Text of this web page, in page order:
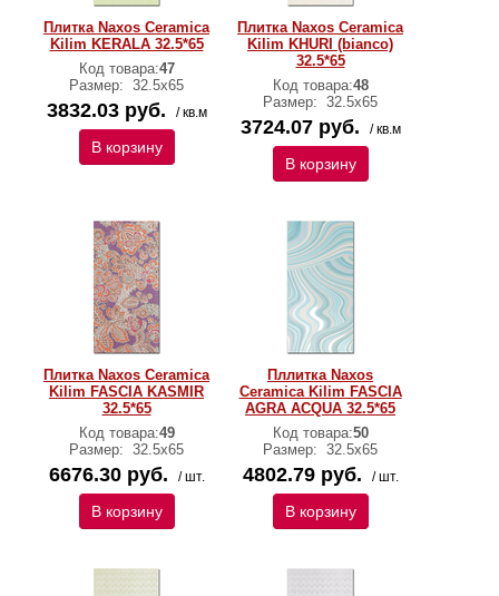
Плитка Naxos Ceramica
Kilim KERALA 32.5*65
Код товара:47
Размер: 32.5x65
3832.03 руб. / кв.м
В корзину
Плитка Naxos Ceramica
Kilim KHURI (bianco)
32.5*65
Код товара:48
Размер: 32.5x65
3724.07 руб. / кв.м
В корзину
Плитка Naxos Ceramica
Kilim FASCIA KASMIR
32.5*65
Код товара:49
Размер: 32.5x65
6676.30 руб. / шт.
В корзину
Пллитка Naxos
Ceramica Kilim FASCIA
AGRA ACQUA 32.5*65
Код товара:50
Размер: 32.5x65
4802.79 руб. / шт.
В корзину